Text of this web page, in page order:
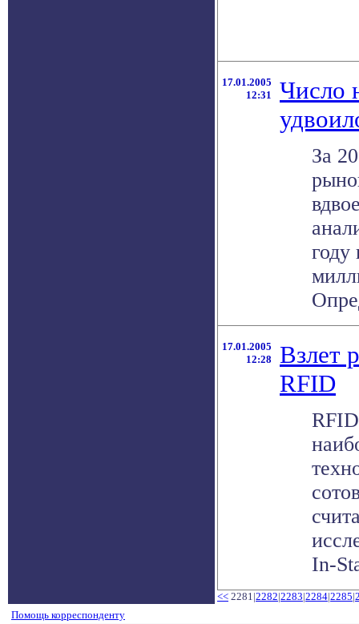
17.01.2005
12:31
Число
За
году
17.01.2005
12:28
Взлет
RFID
In-
<< 2281|2282|2283|2284|2285|
Помощь корреспонденту